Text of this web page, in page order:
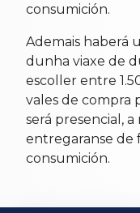
consumición.
Ademais haberá
dunha viaxe de
escoller entre
vales de compra
será presencial, a
entregaranse de
consumición.